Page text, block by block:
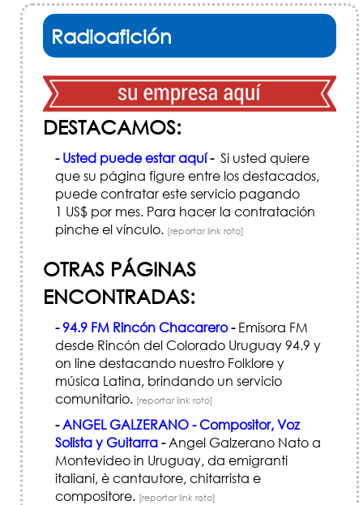
Radioafición
DESTACAMOS:
- Usted puede estar aquí-Si usted quiere
que su página figure entre los destacados,
puede contratar este servicio pagando
1 US$ por mes. Para hacer la contratación
pinche el vínculo. [reportar link roto]
OTRAS PÁGINAS
ENCONTRADAS:
-94.9 FM Rincón Chacarero-Emisora FM
desde Rincón del Colorado Uruguay 94.9 y
on line destacando nuestro Folklore y
música Latina, brindando un servicio
comunitario. [reportar link roto]
-ANGEL GALZERANO - Compositor, Voz
Solista y Guitarra-Angel Galzerano Nato a
Montevideo in Uruguay, da emigranti
italiani, è cantautore, chitarrista e
compositore. [reportar link roto]